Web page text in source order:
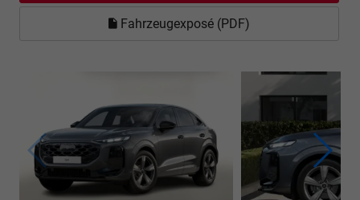
Fahrzeugexposé (PDF)